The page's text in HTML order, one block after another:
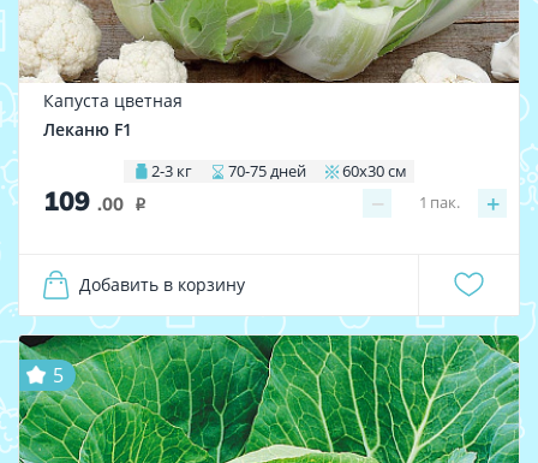
Капуста цветная
Леканю F1
2-3 кг 70-75 дней 60х30 см
109 .00 i − +
1 пак.
Добавить в корзину
5